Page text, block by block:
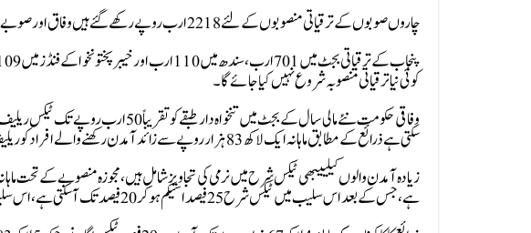
چاروں صوبوں کے ترقیاتی منصوبوں کے لئے 2218 ارب روپے رکھے گئے ہیں وفاق اور صوبے مل کر ترقیاتی بجٹ میں ایک ہزار 46 ارب روپے کی بچت کریں گے۔
کوئی نیا ترقیاتی منصوبہ شروع نہیں کیا جائے گا۔
سکتی ہے ذرائع کے مطابق ماہانہ ایک لاکھ 83 ہزار روپے سے زائد آمدن رکھنے والے افراد کو ریلیف دینے پر غور کیا جا رہا ہے۔
ہے، جس کے بعد اس سلیب میں ٹیکس شرح 25 فیصد اسیکم ہوکر 20 فیصد تک آسکتی ہے، اس سلیب سے قریباً 4 لاکھ ملازمین مستفید ہونے کا امکان ہے۔